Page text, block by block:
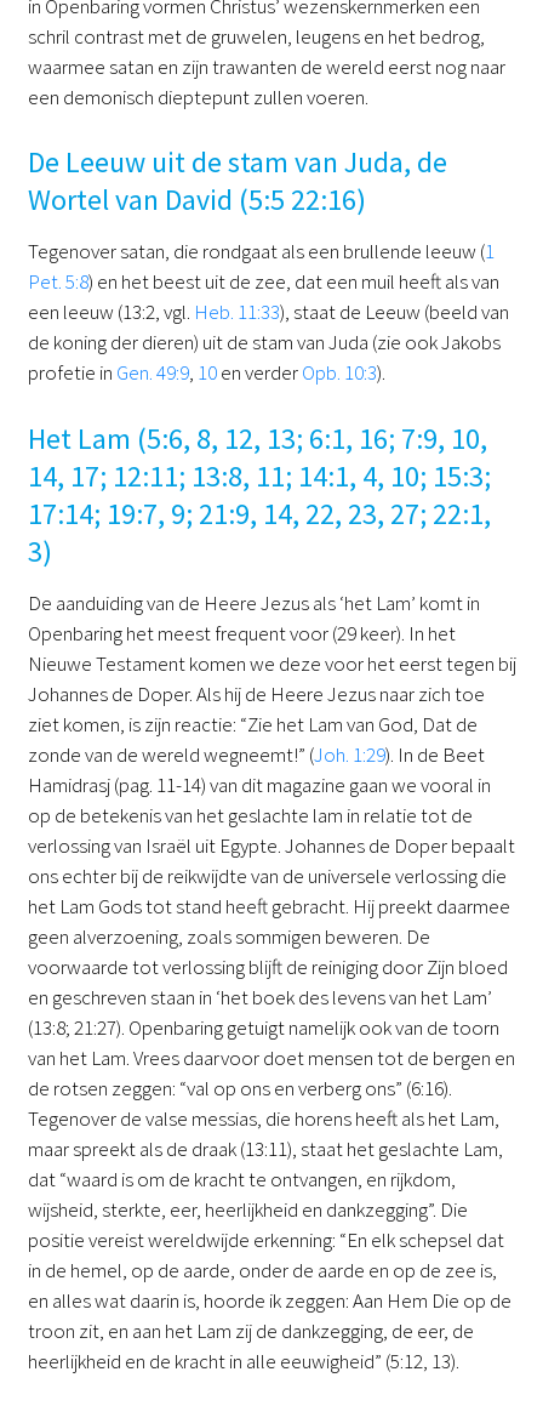
in Openbaring vormen Christus’ wezenskernmerken een
schril contrast met de gruwelen, leugens en het bedrog,
waarmee satan en zijn trawanten de wereld eerst nog naar
een demonisch dieptepunt zullen voeren.
De Leeuw uit de stam van Juda, de
Wortel van David (5:5 22:16)
Tegenover satan, die rondgaat als een brullende leeuw (1
Pet. 5:8) en het beest uit de zee, dat een muil heeft als van
een leeuw (13:2, vgl. Heb. 11:33), staat de Leeuw (beeld van
de koning der dieren) uit de stam van Juda (zie ook Jakobs
profetie in Gen. 49:9, 10en verderOpb. 10:3).
Het Lam (5:6, 8, 12, 13; 6:1, 16; 7:9, 10,
14, 17; 12:11; 13:8, 11; 14:1, 4, 10; 15:3;
17:14; 19:7, 9; 21:9, 14, 22, 23, 27; 22:1,
3)
De aanduiding van de Heere Jezus als ‘het Lam’ komt in
Openbaring het meest frequent voor (29 keer). In het
Nieuwe Testament komen we deze voor het eerst tegen bij
Johannes de Doper. Als hij de Heere Jezus naar zich toe
ziet komen, is zijn reactie: “Zie het Lam van God, Dat de
zonde van de wereld wegneemt!” (Joh. 1:29). In de Beet
Hamidrasj (pag. 11-14) van dit magazine gaan we vooral in
op de betekenis van het geslachte lam in relatie tot de
verlossing van Israël uit Egypte. Johannes de Doper bepaalt
ons echter bij de reikwijdte van de universele verlossing die
het Lam Gods tot stand heeft gebracht. Hij preekt daarmee
geen alverzoening, zoals sommigen beweren. De
voorwaarde tot verlossing blijft de reiniging door Zijn bloed
en geschreven staan in ‘het boek des levens van het Lam’
(13:8; 21:27). Openbaring getuigt namelijk ook van de toorn
van het Lam. Vrees daarvoor doet mensen tot de bergen en
de rotsen zeggen: “val op ons en verberg ons” (6:16).
Tegenover de valse messias, die horens heeft als het Lam,
maar spreekt als de draak (13:11), staat het geslachte Lam,
dat “waard is om de kracht te ontvangen, en rijkdom,
wijsheid, sterkte, eer, heerlijkheid en dankzegging”. Die
positie vereist wereldwijde erkenning: “En elk schepsel dat
in de hemel, op de aarde, onder de aarde en op de zee is,
en alles wat daarin is, hoorde ik zeggen: Aan Hem Die op de
troon zit, en aan het Lam zij de dankzegging, de eer, de
heerlijkheid en de kracht in alle eeuwigheid” (5:12, 13).